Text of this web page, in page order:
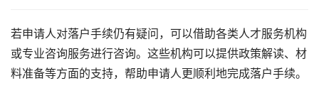
若申请人对落户手续仍有疑问，可以借助各类人才服务机构
或专业咨询服务进行咨询。这些机构可以提供政策解读、材
料准备等方面的支持，帮助申请人更顺利地完成落户手续。